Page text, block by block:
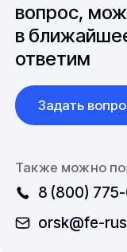
вопрос,
в
ответим
Задать
Также можно
8 (800)
orsk@fe-